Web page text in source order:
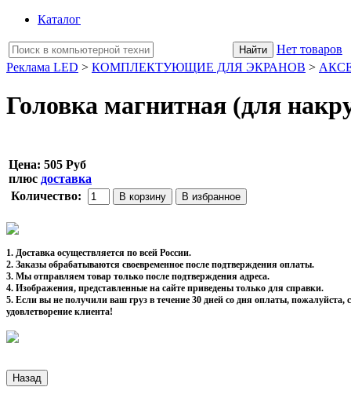
Каталог
Нет товаров
Реклама LED > КОМПЛЕКТУЮЩИЕ ДЛЯ ЭКРАНОВ >
Головка магнитная (для
Цена: 505 Руб
плюс доставка
Количество:
1. Доставка осуществляется по всей России.
2. Заказы обрабатываются своевременное после подтверждения оплаты.
3. Мы отправляем товар только после подтверждения адреса.
4. Изображения, представленные на сайте приведены только для справки.
5. Если вы не получили ваш груз в течение 30 дней со дня оплаты,
удовлетворение клиента!